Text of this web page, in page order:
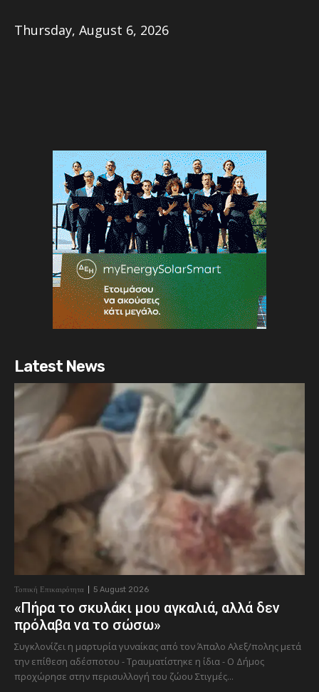
Thursday, August 6, 2026
Latest News
Τοπική Επικαιρότητα 5 August 2026
«Πήρα το σκυλάκι μου αγκαλιά, αλλά δεν
πρόλαβα να το σώσω»
Συγκλονίζει η μαρτυρία γυναίκας από τον Άπαλο Αλεξ/πολης μετά
την επίθεση αδέσποτου - Τραυματίστηκε η ίδια - Ο Δήμος
προχώρησε στην περισυλλογή του ζώου Στιγμές...